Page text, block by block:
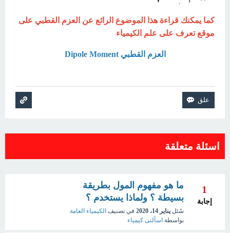
كما يمكنك قراءة هذا الموضوع الرائع عن العزم القطبي على
موقع تعرف على علم الكيمياء
العزم القطبي Dipole Moment
اسئلة متعلقة
1
إجابة
ما هو مفهوم المول بطريقة
بسيطة ؟ ولماذا يستخدم ؟
سُئل يناير 14، 2020 في تصنيف الكيمياء العامة
بواسطة اسألنى كيمياء